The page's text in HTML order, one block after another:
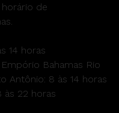
de
14 horas
Bahamas Rio
Antônio: 8 às 14 horas
às 22 horas